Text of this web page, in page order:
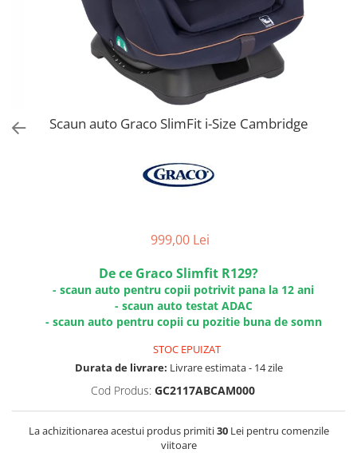
Consultanta Instalare
Jucarii de Sortare
Jucarii din plus
PAPUSI
Scaun auto Graco SlimFit i-Size Cambridge
999,00 Lei
De ce Graco Slimfit R129?
- scaun auto pentru copii potrivit pana la 12 ani
- scaun auto testat ADAC
- scaun auto pentru copii cu pozitie buna de somn
STOC EPUIZAT
Durata de livrare: Livrare estimata - 14 zile
Cod Produs: GC2117ABCAM000
La achizitionarea acestui produs primiti30Lei pentru comenzile
viitoare